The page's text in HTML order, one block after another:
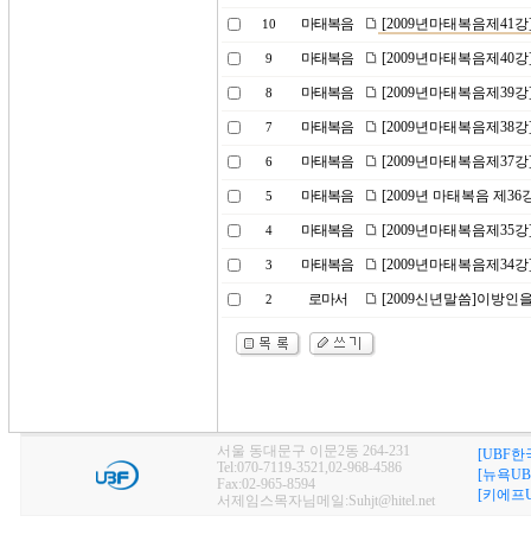
10 마태복음 [2009년마태복음제41
9 마태복음 [2009년마태복음제40
8 마태복음 [2009년마태복음제39
7 마태복음 [2009년마태복음제38
6 마태복음 [2009년마태복음제37
5 마태복음 [2009년 마태복음 제36
4 마태복음 [2009년마태복음제35
3 마태복음 [2009년마태복음제34
2 로마서 [2009신년말씀]이방인
서울 동대문구 이문2동 264-231
Tel:070-7119-3521,02-968-4586
Fax:02-965-8594
서제임스목자님메일:Suhjt@hitel.net
[UBF한
[뉴욕
[키에프